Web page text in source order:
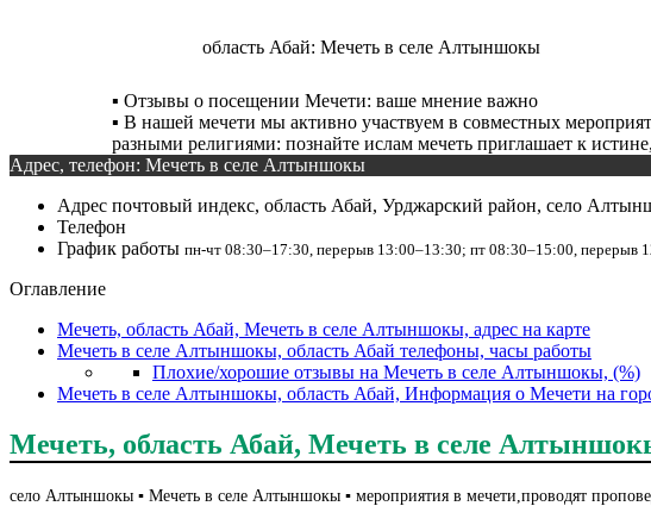
область Абай: Мечеть в селе Алтыншокы
▪️ Отзывы о посещении Мечети: ваше мнение важно
▪️ В нашей мечети мы активно участвуем в совместных
разными религиями: познайте ислам мечеть приглашает к
Адрес, телефон: Мечеть в селе Алтыншокы
Адрес почтовый индекс, область Абай, Урджарский район, село
Телефон
График работы пн-чт 08:30–17:30, перерыв 13:00–13:30; пт 08:30–15:00, перерыв
Оглавление
Мечеть, область Абай, Мечеть в селе Алтыншокы, адрес на карте
Мечеть в селе Алтыншокы, область Абай телефоны, часы работы
Плохие/хорошие отзывы на Мечеть в селе Алтыншокы, (%)
Мечеть в селе Алтыншокы, область Абай, Информация о Мечети на
Мечеть, область Абай, Мечеть в селе
село Алтыншокы ▪️ Мечеть в селе Алтыншокы ▪️ мероприятия в мечети,проводят